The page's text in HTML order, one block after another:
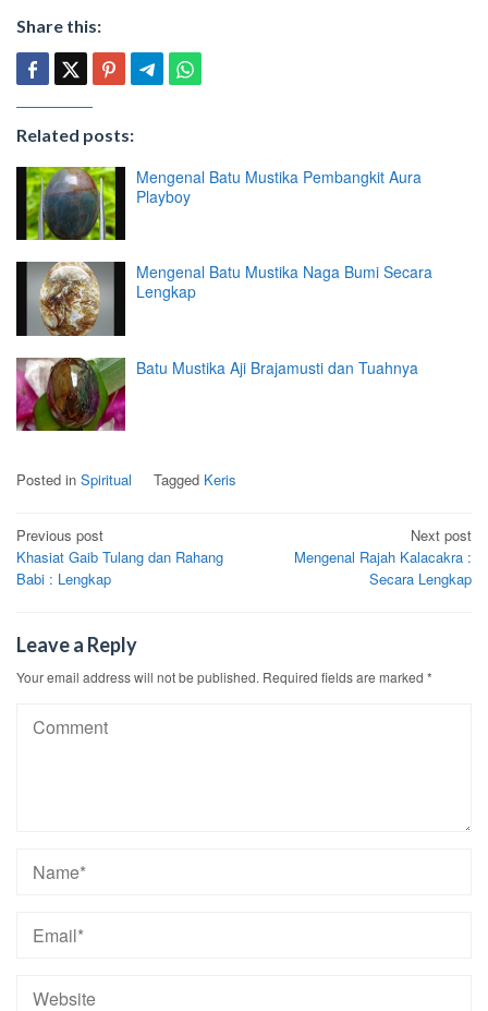
Share this:
Related posts:
Mengenal Batu Mustika Pembangkit Aura
Playboy
Mengenal Batu Mustika Naga Bumi Secara
Lengkap
Batu Mustika Aji Brajamusti dan Tuahnya
Posted in Spiritual Tagged Keris
Post
navigation
Previous post
Khasiat Gaib Tulang dan Rahang
Babi : Lengkap
Next post
Mengenal Rajah Kalacakra :
Secara Lengkap
Leave a Reply
Your email address will not be published. Required fields are marked *